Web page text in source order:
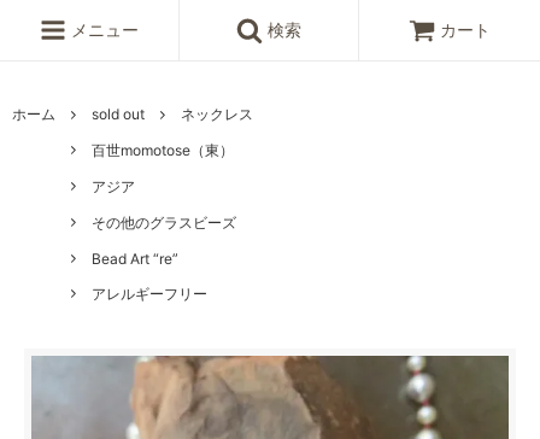
メニュー 検索 カート
ホーム sold out
ネックレス
百世momotose（東）
アジア
その他のグラスビーズ
Bead Art “re”
アレルギーフリー